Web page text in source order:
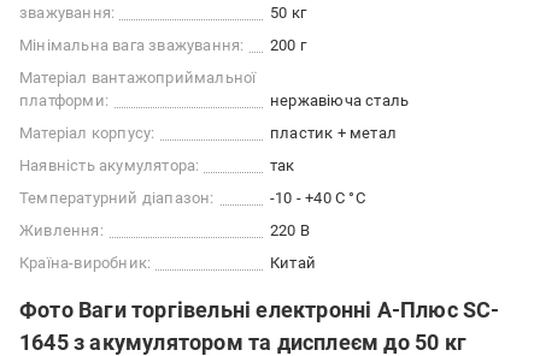
зважування:
50 кг
Мінімальна вага зважування:
200 г
Матеріал вантажоприймальної
платформи:
нержавіюча сталь
Матеріал корпусу:
пластик + метал
Наявність акумулятора:
так
Температурний діапазон:
-10 - +40 С °C
Живлення:
220 В
Країна-виробник:
Китай
Фото Ваги торгівельні електронні А-Плюс SC-
1645 з акумулятором та дисплеєм до 50 кг